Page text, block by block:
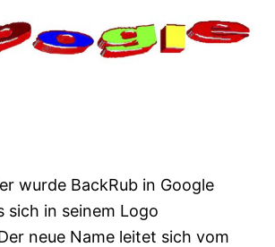
wurde BackRub in Google
sich in seinem Logo
neue Name leitet sich vom